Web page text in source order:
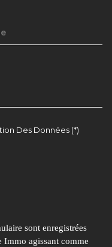
Des Données (*)
sont enregistrées
agissant comme